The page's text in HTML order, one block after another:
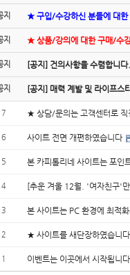
지 ★ 구입/수강하신 분들에 대
지 ★ 상품/강의에 대한 구매/수
지 [공지] 건의사항을 수렴합니다.
지 [공지] 매력 계발 및 라이프스
7 ★ 상담/문의는 고객센터로
6 사이트 전면 개편하였습니다
5 본 카피톨리네 사이트는 포인
4 [추운 겨울 12월. '여자친구'
3 본 사이트는 PC 환경에 최적
2 ★ 사이트를 새단장하였습니
1 이벤트는 이곳에서 시작됩니다.